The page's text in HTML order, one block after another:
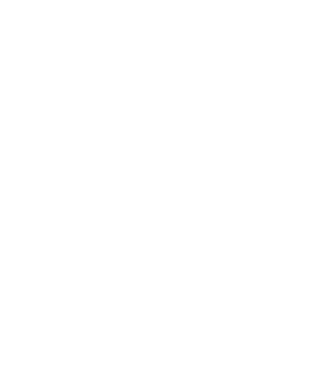
Problem
die E Scooter für Alltag und Freizeit
bieten sich diese Modelle
einem E-Scooter ohne Sitz und
Wir empfehlen die Modelle von
&